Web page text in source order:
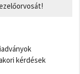
kérdések